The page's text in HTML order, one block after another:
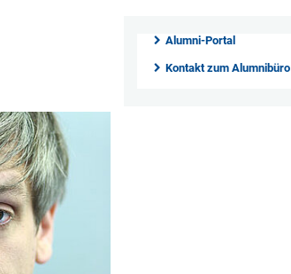
Alumni-Portal
Kontakt zum Alumnibüro